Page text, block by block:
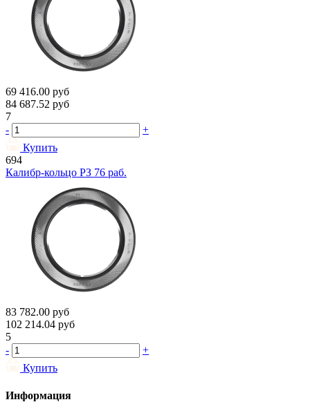
69 416.00 руб
84 687.52 руб
7
-
+
Купить
694
Калибр-кольцо РЗ 76 раб.
83 782.00 руб
102 214.04 руб
5
-
+
Купить
Информация